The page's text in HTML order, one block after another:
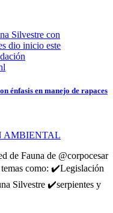
énfasis en manejo de rapaces
AMBIENTAL
de Fauna de @corpocesar
temas como: ✔️Legislación
Silvestre ✔️serpientes y